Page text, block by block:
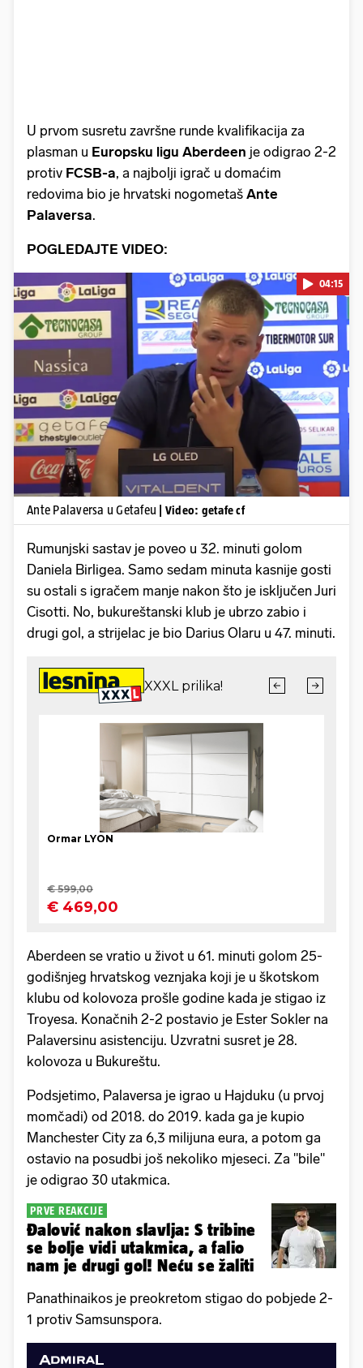
U prvom susretu završne runde kvalifikacija za
plasman u Europsku ligu Aberdeen je odigrao 2-2
protiv FCSB-a, a najbolji igrač u domaćim
redovima bio je hrvatski nogometaš Ante
Palaversa.
POGLEDAJTE VIDEO:
Pokretanje videa...
04:15
Ante Palaversa u Getafeu | Video: getafe cf
Rumunjski sastav je poveo u 32. minuti golom
Daniela Birligea. Samo sedam minuta kasnije gosti
su ostali s igračem manje nakon što je isključen Juri
Cisotti. No, bukureštanski klub je ubrzo zabio i
drugi gol, a strijelac je bio Darius Olaru u 47. minuti.
Aberdeen se vratio u život u 61. minuti golom 25-
godišnjeg hrvatskog veznjaka koji je u škotskom
klubu od kolovoza prošle godine kada je stigao iz
Troyesa. Konačnih 2-2 postavio je Ester Sokler na
Palaversinu asistenciju. Uzvratni susret je 28.
kolovoza u Bukureštu.
Podsjetimo, Palaversa je igrao u Hajduku (u prvoj
momčadi) od 2018. do 2019. kada ga je kupio
Manchester City za 6,3 milijuna eura, a potom ga
ostavio na posudbi još nekoliko mjeseci. Za "bile"
je odigrao 30 utakmica.
PRVE REAKCIJE
Đalović nakon slavlja: S tribine
se bolje vidi utakmica, a falio
nam je drugi gol! Neću se žaliti
Panathinaikos je preokretom stigao do pobjede 2-
1 protiv Samsunspora.